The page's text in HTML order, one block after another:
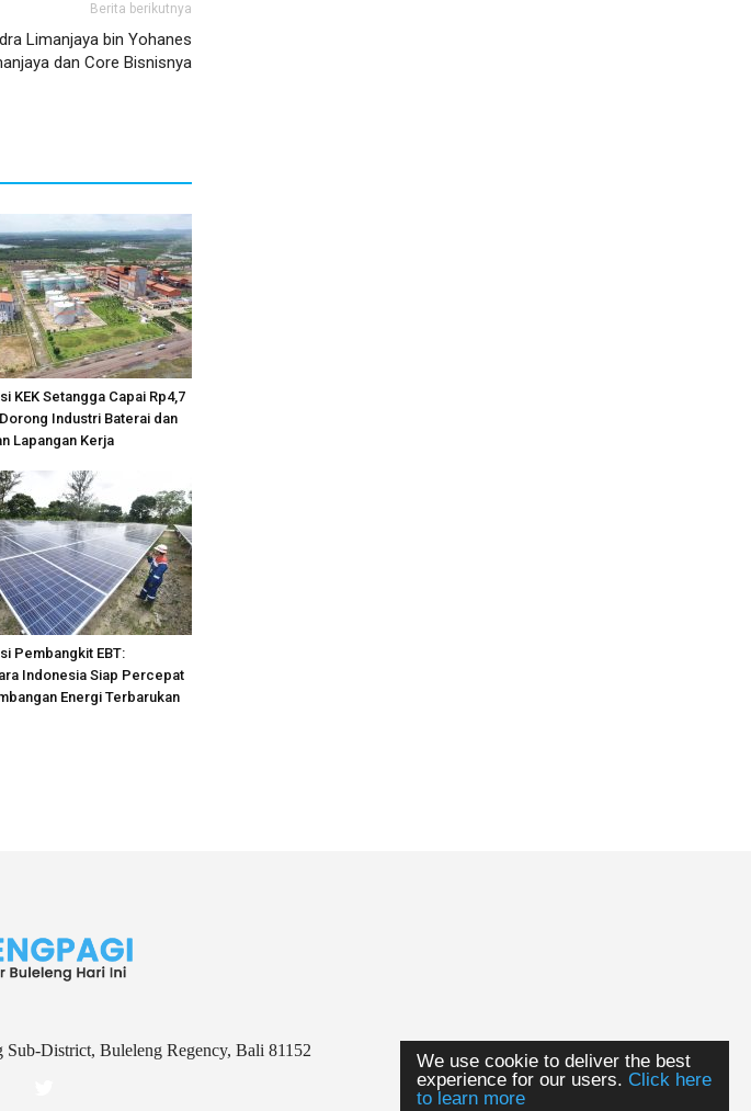
We use cookie to deliver the best
experience for our users. Click here
to learn more
Berita berikutnya
Limanjaya bin Yohanes
dan Core Bisnisnya
KEK Setangga Capai Rp4,7
Industri Baterai dan
Lapangan Kerja
Pembangkit EBT:
Indonesia Siap Percepat
Energi Terbarukan
District, Buleleng Regency, Bali 81152